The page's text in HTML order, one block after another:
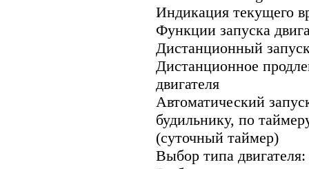
Индикация текущего
Функции запуска
Дистанционный
Дистанционное
двигателя
Автоматический
будильнику, по
(суточный таймер)
Выбор типа